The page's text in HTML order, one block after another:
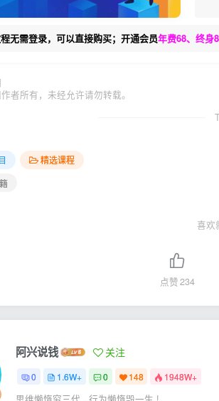
无需登录，可以直接购买；开通会员年费68、终身
者所有，未经允许请勿转载。
精选课程
喜欢
点赞234
阿兴说钱 关注
0 1.6W+ 0 148 1948W+